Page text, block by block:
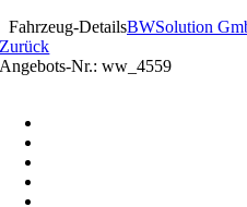
Fahrzeug-DetailsBWSolution
Zurück
Angebots-Nr.: ww_4559